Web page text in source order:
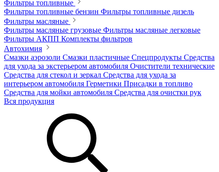
Фильтры топливные
Фильтры топливные бензин Фильтры топливные дизель
Фильтры масляные
Фильтры масляные грузовые Фильтры масляные легковые
Фильтры АКПП Комплекты фильтров
Автохимия
Смазки аэрозоли Смазки пластичные Спецпродукты Средства
для ухода за экстерьером автомобиля Очистители технические
Средства для стекол и зеркал Средства для ухода за
интерьером автомобиля Герметики Присадки в топливо
Средства для мойки автомобиля Средства для очистки рук
Вся продукция